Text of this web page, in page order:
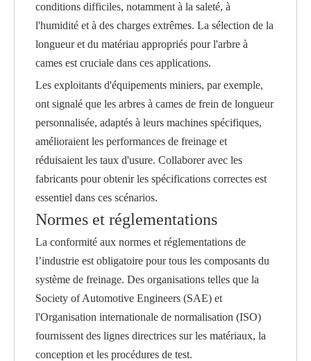
conditions difficiles, notamment à la saleté, à
l'humidité et à des charges extrêmes. La sélection de la
longueur et du matériau appropriés pour l'arbre à
cames est cruciale dans ces applications.
Les exploitants d'équipements miniers, par exemple,
ont signalé que les arbres à cames de frein de longueur
personnalisée, adaptés à leurs machines spécifiques,
amélioraient les performances de freinage et
réduisaient les taux d'usure. Collaborer avec les
fabricants pour obtenir les spécifications correctes est
essentiel dans ces scénarios.
Normes et réglementations
La conformité aux normes et réglementations de
l’industrie est obligatoire pour tous les composants du
système de freinage. Des organisations telles que la
Society of Automotive Engineers (SAE) et
l'Organisation internationale de normalisation (ISO)
fournissent des lignes directrices sur les matériaux, la
conception et les procédures de test.